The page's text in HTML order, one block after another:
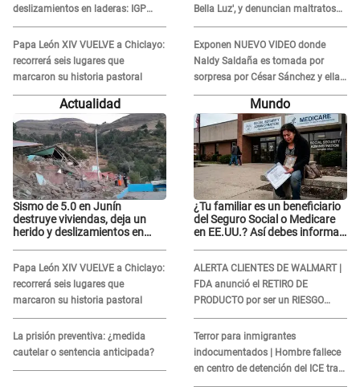
deslizamientos en laderas: IGP
alerta sobre posibles réplicas
Papa León XIV VUELVE a Chiclayo:
recorrerá seis lugares que
marcaron su historia pastoral
Bella Luz', y denuncian maltratos
en la orquesta: "Los humilla..."
Exponen NUEVO VIDEO donde
Naldy Saldaña es tomada por
sorpresa por César Sánchez y ella
evidencia su REACCIÓN: Le agarró
Actualidad
Sismo de 5.0 en Junín
destruye viviendas, deja un
herido y deslizamientos en
Papa León XIV VUELVE a Chiclayo:
recorrerá seis lugares que
marcaron su historia pastoral
La prisión preventiva: ¿medida
cautelar o sentencia anticipada?
Mundo
¿Tu familiar es un beneficiario
del Seguro Social o Medicare
en EE.UU.? Así debes informar
ALERTA CLIENTES DE WALMART |
FDA anunció el RETIRO DE
PRODUCTO por ser un RIESGO
MORTAL para consumidores: ¿Cuál
es?
Terror para inmigrantes
indocumentados | Hombre fallece
en centro de detención del ICE tras
sufrir una "emergencia médica"